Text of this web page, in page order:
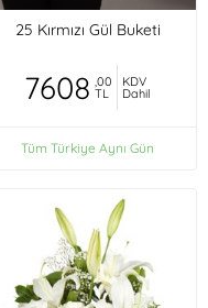
25 Kırmızı Gül Buketi
7608 ,00
TL
KDV
Dahil
Tüm Türkiye Aynı Gün